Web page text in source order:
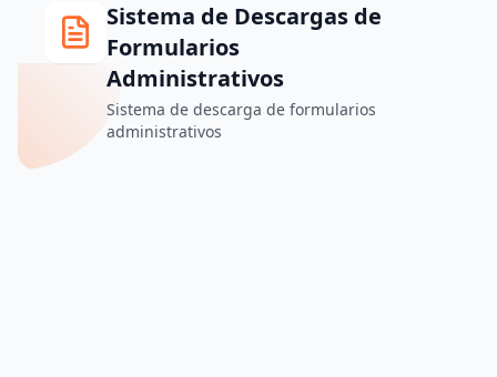
Sistema de Descargas de
Formularios
Administrativos
Sistema de descarga de formularios
administrativos